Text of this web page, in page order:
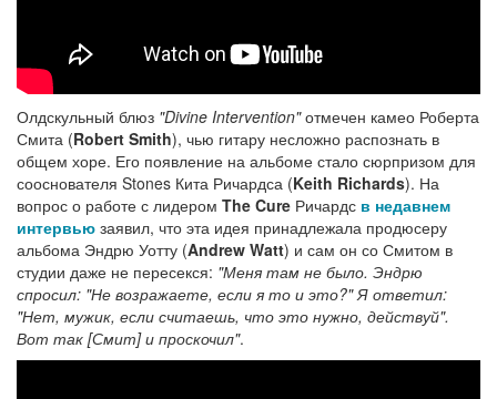
Олдскульный блюз "Divine Intervention"отмечен камео Роберта
Смита (Robert Smith), чью гитару несложно распознать в
общем хоре. Его появление на альбоме стало сюрпризом для
сооснователя Stones Кита Ричардса (Keith Richards). На
вопрос о работе с лидером The Cure Ричардс в недавнем
интервью заявил, что эта идея принадлежала продюсеру
альбома Эндрю Уотту (Andrew Watt) и сам он со Смитом в
студии даже не пересекся: "Меня там не было. Эндрю
спросил: "Не возражаете, если я то и это?" Я ответил:
"Нет, мужик, если считаешь, что это нужно, действуй".
Вот так [Смит] и проскочил".